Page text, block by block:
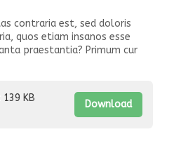
contraria est, sed doloris
quos etiam insanos esse
praestantia? Primum cur
KB
Download